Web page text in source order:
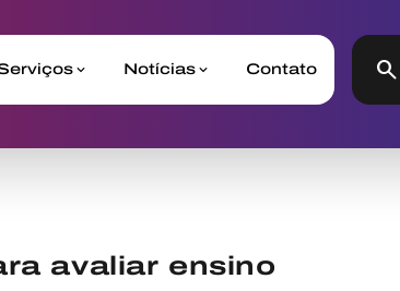
Notícias Contato search
avaliar ensino